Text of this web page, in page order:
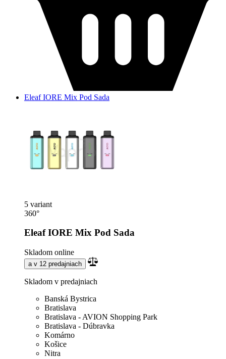
Eleaf IORE Mix Pod Sada
5 variant
360°
Eleaf IORE Mix Pod Sada
Skladom online
a v 12 predajniach
Skladom v predajniach
Banská Bystrica
Bratislava
Bratislava - AVION Shopping Park
Bratislava - Dúbravka
Komárno
Košice
Nitra